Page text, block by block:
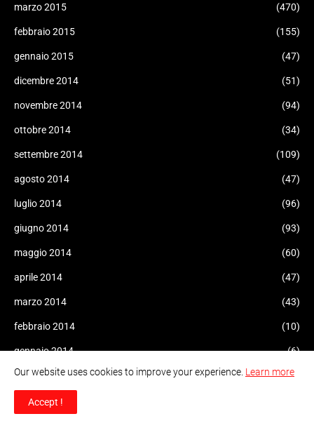
marzo 2015 (470)
febbraio 2015 (155)
gennaio 2015 (47)
dicembre 2014 (51)
novembre 2014 (94)
ottobre 2014 (34)
settembre 2014 (109)
agosto 2014 (47)
luglio 2014 (96)
giugno 2014 (93)
maggio 2014 (60)
aprile 2014 (47)
marzo 2014 (43)
febbraio 2014 (10)
gennaio 2014 (6)
dicembre 2013 (11)
novembre 2013
Our website uses cookies to improve your experience. Learn more
Accept !